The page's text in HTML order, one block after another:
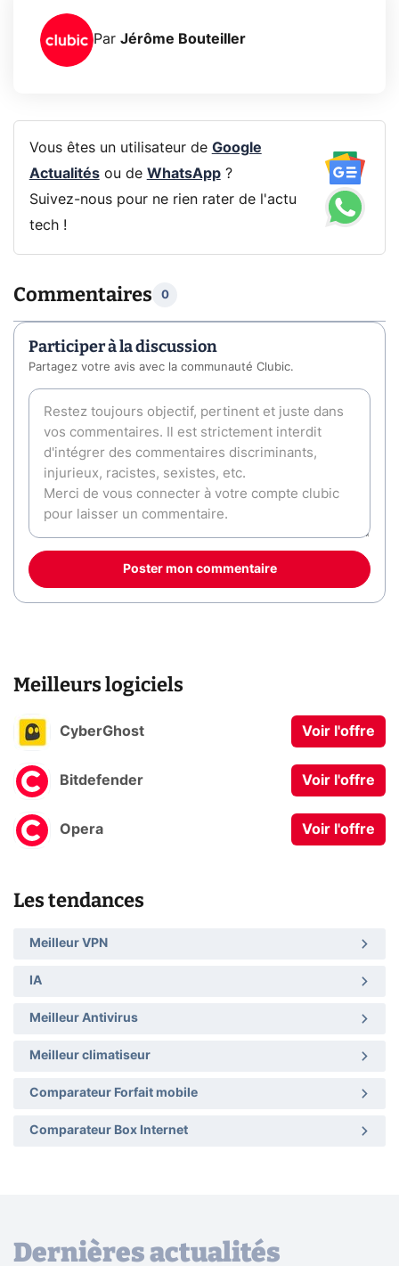
Par Jérôme Bouteiller
Vous êtes un utilisateur de Google
Actualitésou de WhatsApp?
Suivez-nous pour ne rien rater de l'actu
tech !
Commentaires 0
Participer à la discussion
Partagez votre avis avec la communauté Clubic.
Poster mon commentaire
Meilleurs logiciels
CyberGhost Voir l'offre
Bitdefender Voir l'offre
Opera Voir l'offre
Les tendances
Meilleur VPN
IA
Meilleur Antivirus
Meilleur climatiseur
Comparateur Forfait mobile
Comparateur Box Internet
Dernières actualités